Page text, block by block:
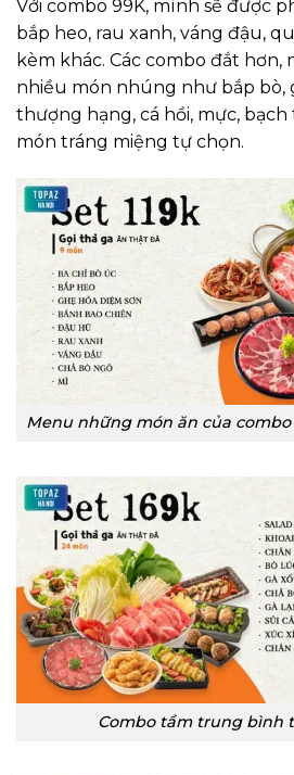
Với combo 99K, mình sẽ được
bắp heo, rau xanh, váng đậu,
kèm khác. Các combo đắt hơn,
nhiều món nhúng như bắp bò,
thượng hạng, cá hồi, mực, bạch
món tráng miệng tự chọn.
Menu những món ăn của
Combo tầm trung bình